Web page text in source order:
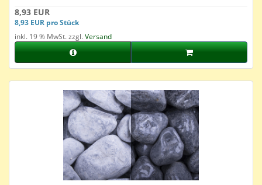
8,93 EUR
8,93 EUR pro Stück
inkl. 19 % MwSt. zzgl.Versand